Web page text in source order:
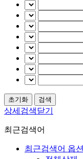
상세검색닫기
최근검색어
최근검색어 옵션